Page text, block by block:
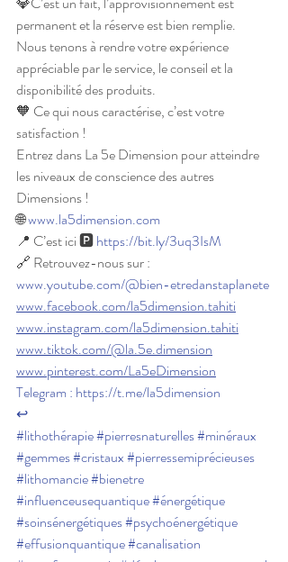
permanent et la réserve est bien remplie.
Nous tenons à rendre votre expérience
appréciable par le service, le conseil et la
disponibilité des produits.
🧡 Ce qui nous caractérise, c’est votre
satisfaction !
Entrez dans La 5e Dimension pour atteindre
les niveaux de conscience des autres
Dimensions !
🌐 www.la5dimension.com
📍 C’est ici 🅿️ https://bit.ly/3uq3IsM
🔗 Retrouvez-nous sur :
www.youtube.com/@bien-etredanstaplanete
www.facebook.com/la5dimension.tahiti
www.instagram.com/la5dimension.tahiti
www.tiktok.com/@la.5e.dimension
www.pinterest.com/La5eDimension
Telegram : https://t.me/la5dimension
↩
#lithothérapie#pierresnaturelles#minéraux
#gemmes#cristaux#pierressemiprécieuses
#lithomancie#bienetre
#influenceusequantique#énergétique
#soinsénergétiques#psychoénergétique
#effusionquantique#canalisation